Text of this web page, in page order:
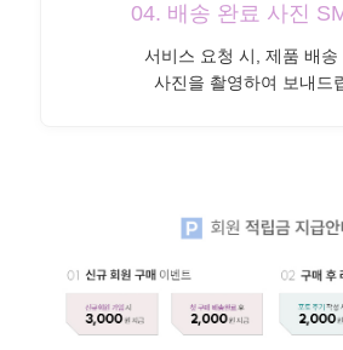
04. 배송 완료 사진
서비스 요청 시, 제품 배송
사진을 촬영하여 보내드